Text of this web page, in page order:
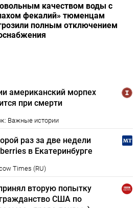
качеством воды с
фекалий» тюменцам
полным отключением